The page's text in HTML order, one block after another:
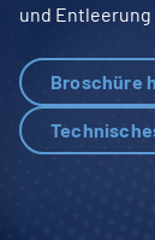
und
Broschüre